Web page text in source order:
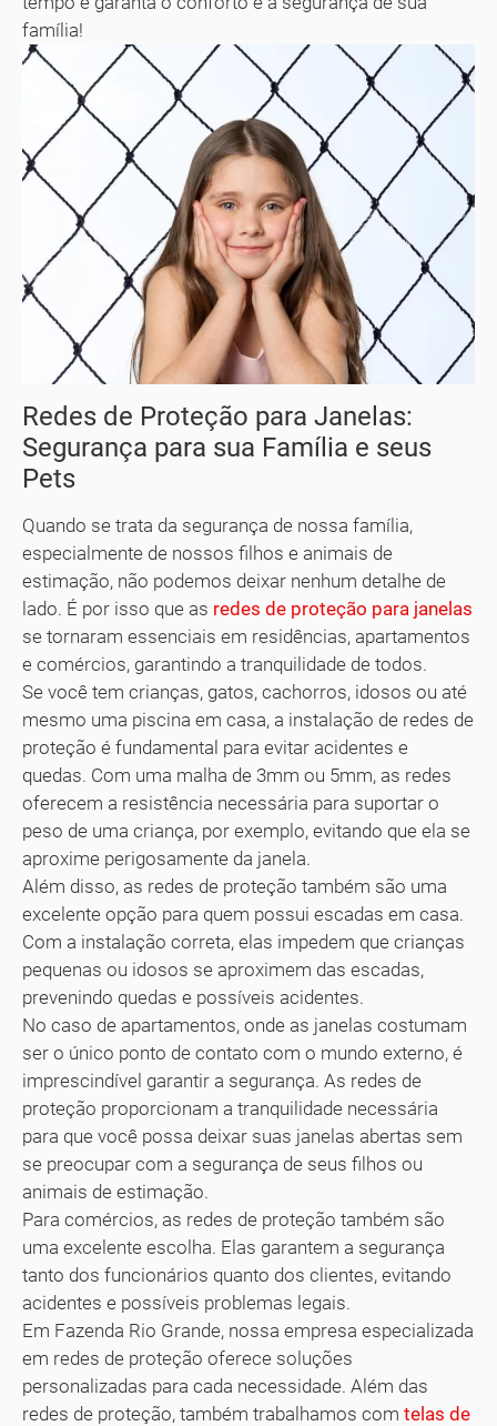
família!
Redes de Proteção para Janelas:
Segurança para sua Família e seus
Pets
Quando se trata da segurança de nossa família,
especialmente de nossos filhos e animais de
estimação, não podemos deixar nenhum detalhe de
lado. É por isso que as redes de proteção para janelas
se tornaram essenciais em residências, apartamentos
e comércios, garantindo a tranquilidade de todos.
Se você tem crianças, gatos, cachorros, idosos ou até
mesmo uma piscina em casa, a instalação de redes de
proteção é fundamental para evitar acidentes e
quedas. Com uma malha de 3mm ou 5mm, as redes
oferecem a resistência necessária para suportar o
peso de uma criança, por exemplo, evitando que ela se
aproxime perigosamente da janela.
Além disso, as redes de proteção também são uma
excelente opção para quem possui escadas em casa.
Com a instalação correta, elas impedem que crianças
pequenas ou idosos se aproximem das escadas,
prevenindo quedas e possíveis acidentes.
No caso de apartamentos, onde as janelas costumam
ser o único ponto de contato com o mundo externo, é
imprescindível garantir a segurança. As redes de
proteção proporcionam a tranquilidade necessária
para que você possa deixar suas janelas abertas sem
se preocupar com a segurança de seus filhos ou
animais de estimação.
Para comércios, as redes de proteção também são
uma excelente escolha. Elas garantem a segurança
tanto dos funcionários quanto dos clientes, evitando
acidentes e possíveis problemas legais.
Em Fazenda Rio Grande, nossa empresa especializada
em redes de proteção oferece soluções
personalizadas para cada necessidade. Além das
redes de proteção, também trabalhamos com telas de